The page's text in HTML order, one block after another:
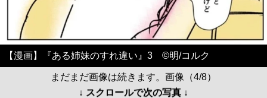
【漫画】『ある姉妹のすれ違い』3 ©️明/コルク
まだまだ画像は続きます。画像（4/8）
↓ スクロールで次の写真 ↓